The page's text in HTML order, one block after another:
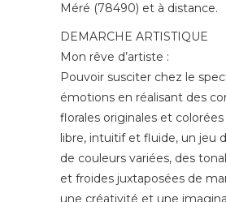
Méré (78490) et à distance.
DEMARCHE ARTISTIQUE
Mon rêve d’artiste :
Pouvoir susciter chez le
émotions en réalisant des
florales originales et colorées
libre, intuitif et fluide, un jeu
de couleurs variées, des
et froides juxtaposées de
une créativité et une